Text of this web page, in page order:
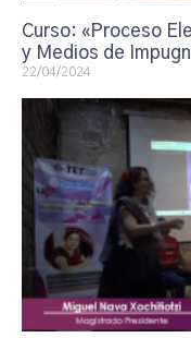
Curso: «Proceso
y Medios de
22/04/2024